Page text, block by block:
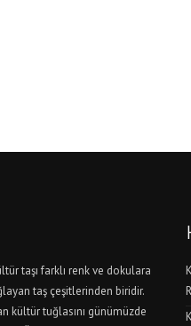
taşı farklı renk ve dokulara
taş çeşitlerinden biridir.
kültür tuğlasını günümüzde